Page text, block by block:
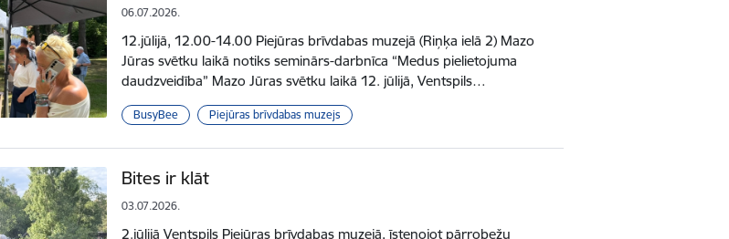
06.07.2026.
12.jūlijā, 12.00-14.00 Piejūras brīvdabas muzejā (Riņķa ielā 2) Mazo
Jūras svētku laikā notiks seminārs-darbnīca “Medus pielietojuma
daudzveidība” Mazo Jūras svētku laikā 12. jūlijā, Ventspils…
BusyBee Piejūras brīvdabas muzejs
Bites ir klāt
03.07.2026.
2.jūlijā Ventspils Piejūras brīvdabas muzejā, īstenojot pārrobežu